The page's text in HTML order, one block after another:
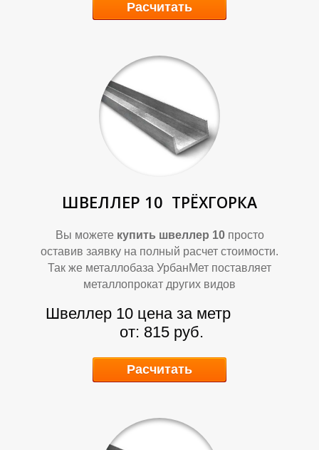
Р
О
Расчитать
ШВЕЛЛЕР 10 ТРЁХГОРКА
Вы можете купить швеллер 10просто
оставив заявку на полный расчет стоимости.
Так же металлобаза УрбанМет поставляет
металлопрокат других видов
Швеллер 10 цена за метр
от: 815 руб.
Расчитать
Р
О